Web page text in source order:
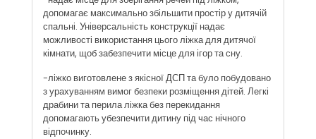
допомагає максимально збільшити простір у дитячій
спальні. Універсальність конструкції надає
можливості використання цього ліжка для дитячої
кімнати, щоб забезпечити місце для ігор та сну.
-ліжко виготовлене з якісної ДСП та було побудовано
з урахуванням вимог безпеки розміщення дітей. Легкі
драбини та перила ліжка без перекидання
допомагають убезпечити дитину під час нічного
відпочинку.